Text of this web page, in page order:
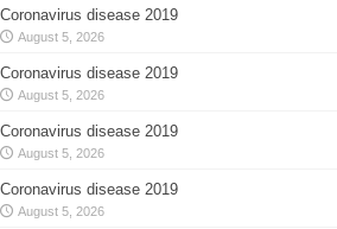
Coronavirus disease 2019
August 5, 2026
Coronavirus disease 2019
August 5, 2026
Coronavirus disease 2019
August 5, 2026
Coronavirus disease 2019
August 5, 2026